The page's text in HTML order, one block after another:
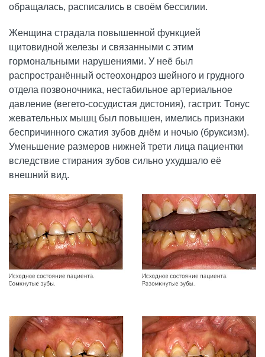
обращалась, расписались в своём бессилии.
Женщина страдала повышенной функцией
щитовидной железы и связанными с этим
гормональными нарушениями. У неё был
распространённый остеохондроз шейного и грудного
отдела позвоночника, нестабильное артериальное
давление (вегето-сосудистая дистония), гастрит. Тонус
жевательных мышц был повышен, имелись признаки
беспричинного сжатия зубов днём и ночью (бруксизм).
Уменьшение размеров нижней трети лица пациентки
вследствие стирания зубов сильно ухудшало её
внешний вид.